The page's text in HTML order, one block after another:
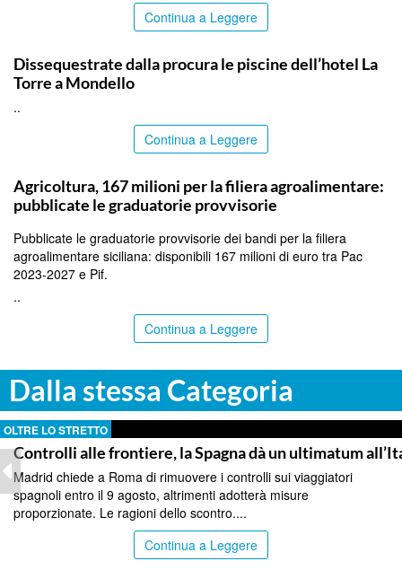
Continua a Leggere
Dissequestrate dalla procura le piscine dell’hotel La
Torre a Mondello
..
Continua a Leggere
Agricoltura, 167 milioni per la filiera agroalimentare:
pubblicate le graduatorie provvisorie
Pubblicate le graduatorie provvisorie dei bandi per la filiera
agroalimentare siciliana: disponibili 167 milioni di euro tra Pac
2023-2027 e Pif.
..
Continua a Leggere
Dalla stessa Categoria
OLTRE LO STRETTO
Controlli alle frontiere, la Spagna dà un ultimatum
Madrid chiede a Roma di rimuovere i controlli sui viaggiatori
spagnoli entro il 9 agosto, altrimenti adotterà misure
proporzionate. Le ragioni dello scontro....
Continua a Leggere